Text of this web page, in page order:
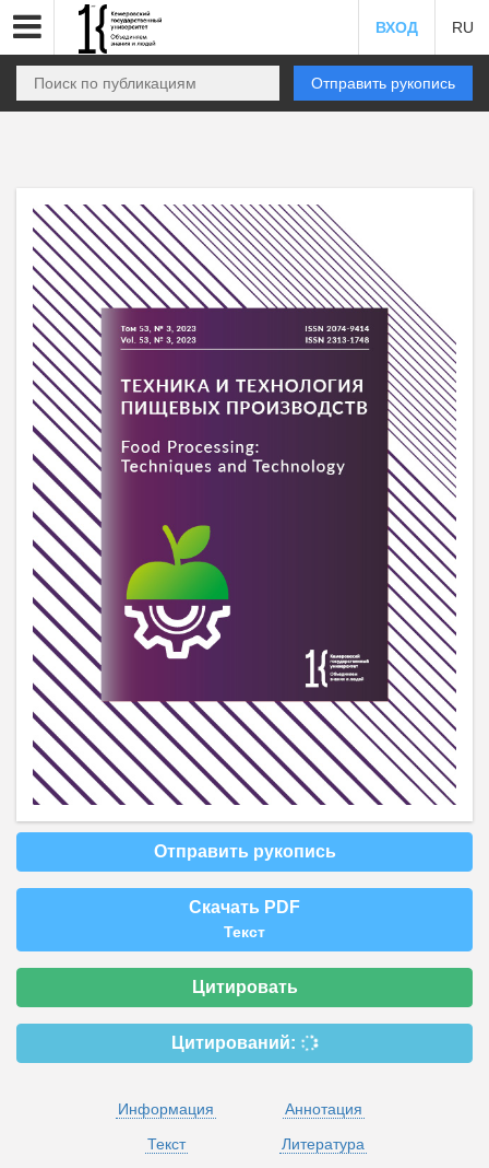
ВХОД RU
Отправить рукопись
Отправить рукопись
Скачать PDF
Текст
Цитировать
Цитирований:
Информация
Аннотация
Текст
Литература